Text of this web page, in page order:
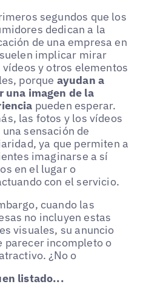
segundos que los
dedican a la
de una empresa en
implicar mirar
y otros elementos
porque ayudan a
una imagen de la
pueden esperar.
las fotos y los vídeos
sensación de
ya que permiten a
imaginarse a sí
en el lugar o
con el servicio.
cuando las
no incluyen estas
visuales, su anuncio
parecer incompleto o
¿No o
listado...